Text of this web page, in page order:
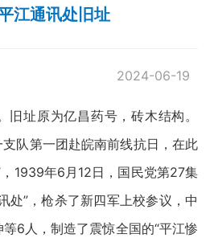
江通讯处旧址
2024-06-19
址原为亿昌药号，砖木结构。
队第一团赴皖南前线抗日，在此
1939年6月12日，国民党第27集
处”，枪杀了新四军上校参议，中
6人，制造了震惊全国的“平江惨